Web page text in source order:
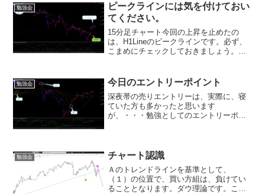
勉強会
ピークラインには気を付けておい
てください。
15分足チャート今回の上昇を止めたの
は、H1Lineのピークラインです。必ず、
こまめにチェックしておきましょう。今
転換をしたときの頂点にあたります。機
能する確率が高いの...
勉強会 今日のエントリーポイント
深夜帯の売りエントリーは、実際に、寝
ていた方も多かったと思います
が、・・・勉強としてのエントリーポイ
勉強会 チャート認識
Ａのトレンドラインを基準として、
（１）の位置で、買い方組は、負けてい
ることとなります。ダウ理論です。この